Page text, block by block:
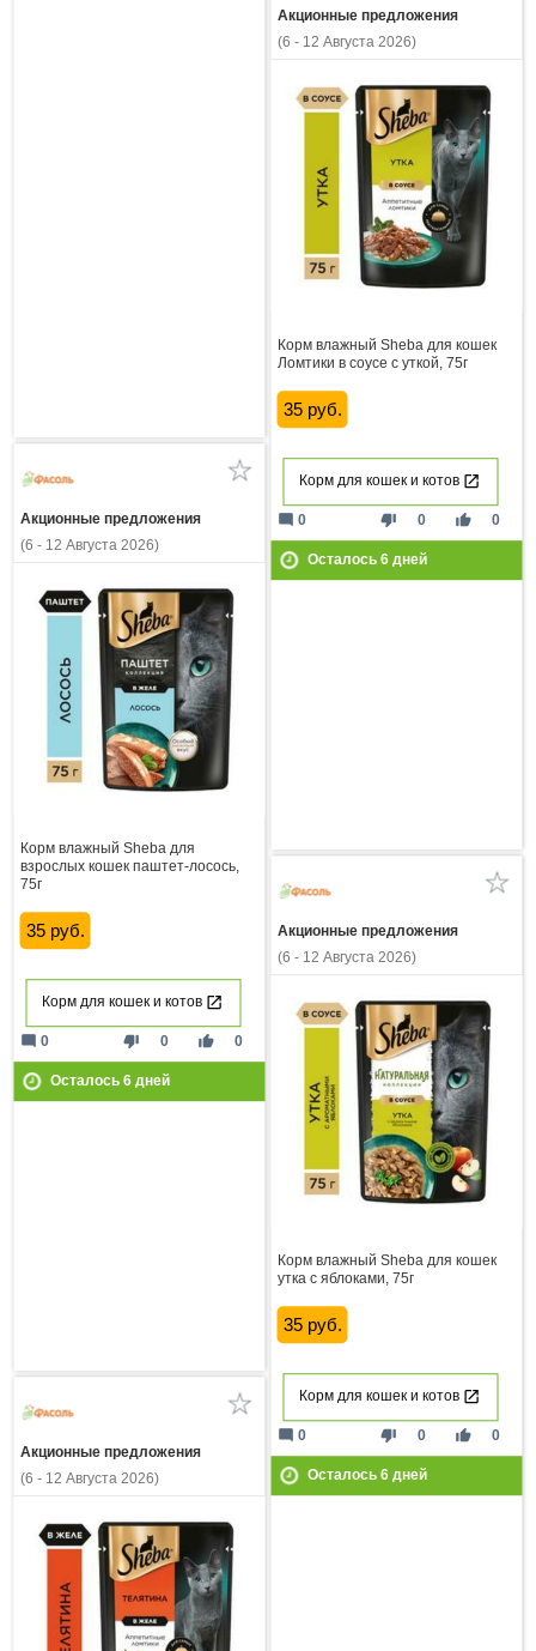
Акционные предложения
(6 - 12 Августа 2026)
Корм влажный Sheba для кошек
Ломтики в соусе с уткой, 75г
35 руб.
Корм для кошек и котов
thumb_down 0 thumb_up 0
mode_comment 0
Осталось 6дней
Акционные предложения
(6 - 12 Августа 2026)
Корм влажный Sheba для
взрослых кошек паштет-лосось,
75г
35 руб.
Корм для кошек и котов
thumb_down 0 thumb_up 0
mode_comment 0
Осталось 6дней
Акционные предложения
(6 - 12 Августа 2026)
Корм влажный Sheba для кошек
утка с яблоками, 75г
35 руб.
Корм для кошек и котов
thumb_down 0 thumb_up 0
mode_comment 0
Осталось 6дней
Акционные предложения
(6 - 12 Августа 2026)